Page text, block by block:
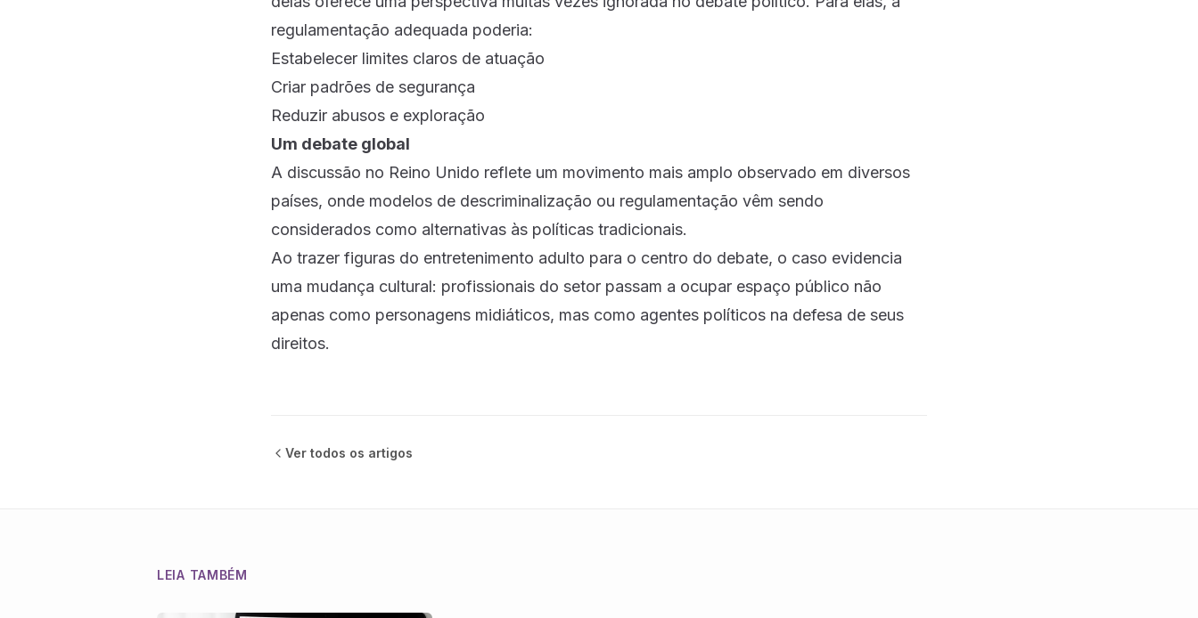
regulamentação adequada poderia:
Estabelecer limites claros de atuação
Criar padrões de segurança
Reduzir abusos e exploração
Um debate global
A discussão no Reino Unido reflete um movimento mais amplo observado em diversos
países, onde modelos de descriminalização ou regulamentação vêm sendo
considerados como alternativas às políticas tradicionais.
Ao trazer figuras do entretenimento adulto para o centro do debate, o caso evidencia
uma mudança cultural: profissionais do setor passam a ocupar espaço público não
apenas como personagens midiáticos, mas como agentes políticos na defesa de seus
direitos.
Ver todos os artigos
LEIA TAMBÉM